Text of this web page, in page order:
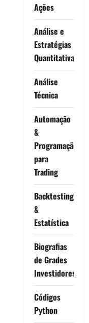
Ações
Análise e
Estratégias
Quantitativa
Análise
Técnica
Automação
&
Programação
para
Trading
Backtesting
&
Estatística
Biografias
de Grades
Investidores
Códigos
Python